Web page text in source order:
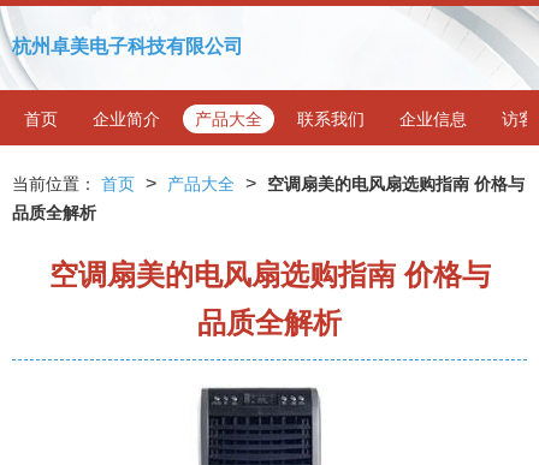
杭州卓美电子科技有限公司
首页 企业简介 产品大全 联系我们 企业信息 访客
当前位置： 首页 > 产品大全 >
空调扇美的电风扇选购指南 价格与
品质全解析
空调扇美的电风扇选购指南 价格与
品质全解析